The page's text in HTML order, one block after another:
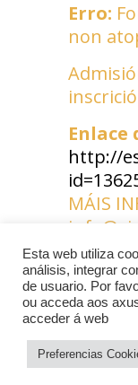
Erro:
non
Enlace
http://
MÁIS
Esta web utiliza
análisis, integrar
de usuario. Por
ou acceda aos
acceder á web
Preferencias